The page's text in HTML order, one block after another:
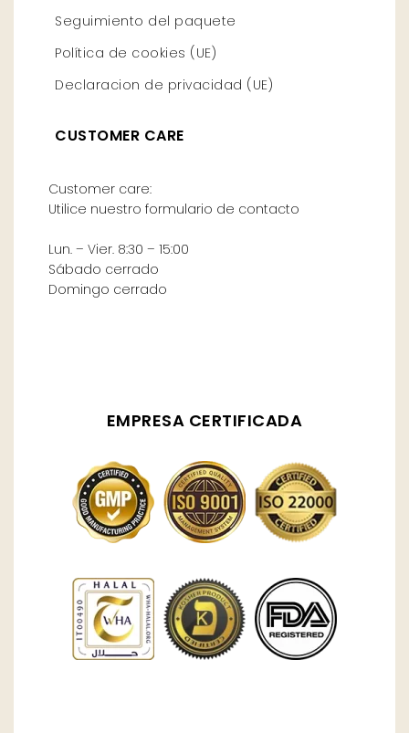
Seguimiento del paquete
Política de cookies (UE)
Declaracion de privacidad (UE)
CUSTOMER CARE
Customer care:
Utilice nuestro formulario de contacto
Lun. – Vier. 8:30 – 15:00
Sábado cerrado
Domingo cerrado
EMPRESA CERTIFICADA